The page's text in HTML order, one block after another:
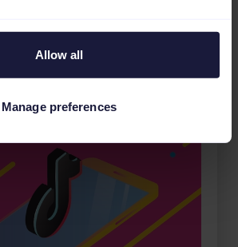
Allow all
Manage preferences